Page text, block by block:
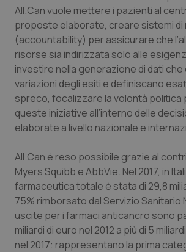
Salute orale & impianti
Sangue & coagulazione
Tiroide
Tumore al seno
Tumori del Polmone & Testa
Tumori gastrointestinali
Ulcera & Reflusso
All.Can vuole mettere i pazienti al
proposte elaborate, creare sistemi di
(accountability) per assicurare che
risorse sia indirizzata solo alle
investire nella generazione di dati che
variazioni degli esiti e definiscano
spreco, focalizzare la volontà
queste iniziative all’interno delle
elaborate a livello nazionale e
All.Can è reso possibile grazie al
Myers Squibb e AbbVie. Nel 2017, in
farmaceutica totale è stata di 29,8
75% rimborsato dal Servizio Sanitario
uscite per i farmaci anticancro sono
miliardi di euro nel 2012 a più di 5
nel 2017: rappresentano la prima